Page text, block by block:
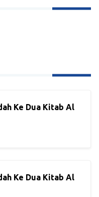
Ke Dua Kitab Al
Ke Dua Kitab Al